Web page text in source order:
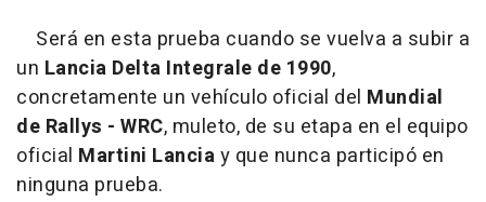
Será en esta prueba cuando se vuelva a subir a
un Lancia Delta Integrale de 1990,
concretamente un vehículo oficial del Mundial
de Rallys - WRC, muleto, de su etapa en el equipo
oficial Martini Lanciay que nunca participó en
ninguna prueba.